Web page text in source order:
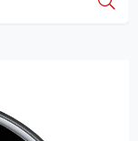
Bağlan